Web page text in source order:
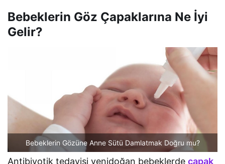
Bebeklerin Göz Çapaklarına Ne İyi
Gelir?
Bebeklerin Gözüne Anne Sütü Damlatmak Doğru mu?
Antibiyotik tedavisi yenidoğan bebeklerdeçapak